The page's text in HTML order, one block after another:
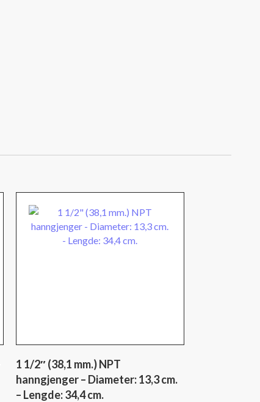
1 1/2″ (38,1 mm.) NPT
hanngjenger – Diameter: 13,3 cm.
– Lengde: 34,4 cm.